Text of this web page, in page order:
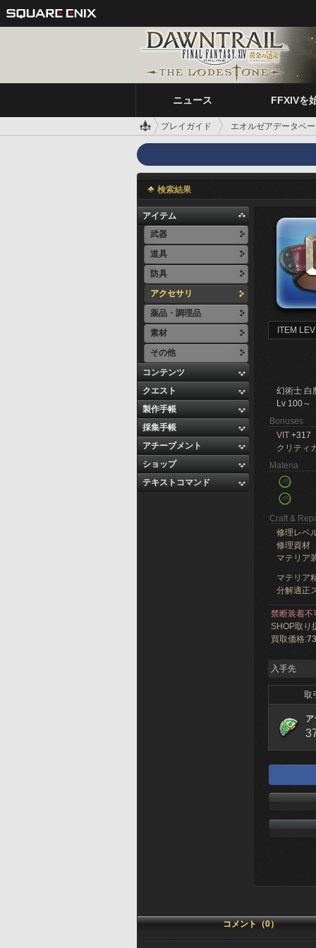
ニュース FFXIVを
プレイガイド エオルゼアデータベ
検索結果
アイテム
武器
道具
防具
アクセサリ
薬品・調理品
素材
その他
コンテンツ
クエスト
製作手帳
採集手帳
アチーブメント
ショップ
テキストコマンド
ITEM
幻術士 白
Lv 100～
Bonuses
VIT +317
クリティ
Materia
Craft &
修理レベ
修理資材
マテリア
マテリア
分解適正
禁断装着不
SHOP取り
買取価格:
入手先
取
コメント（0）